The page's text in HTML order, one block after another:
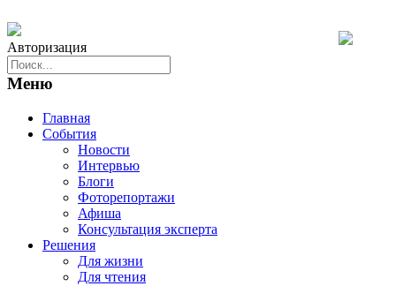
Авторизация
Меню
Главная
События
Новости
Интервью
Блоги
Фоторепортажи
Афиша
Консультация эксперта
Решения
Для жизни
Для чтения